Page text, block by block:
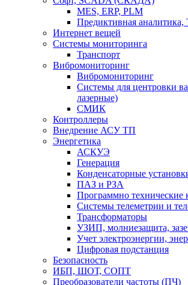
MES, ERP, PLM
Предиктивная
Интернет вещей
Системы мониторинга
Транспорт
Вибромониторинг
Вибромониторинг
Системы для центровки
лазерные)
СМИК
Контроллеры
Внедрение АСУ ТП
Энергетика
АСКУЭ
Генерация
Конденсаторные
ПАЗ и РЗА
Программно
Системы телеметрии и
Трансформаторы
УЗИП, молниезащита,
Учет электроэнергии,
Цифровая подстанция
Безопасность
ИБП, ШОТ, СОПТ
Преобразователи частоты (ПЧ)